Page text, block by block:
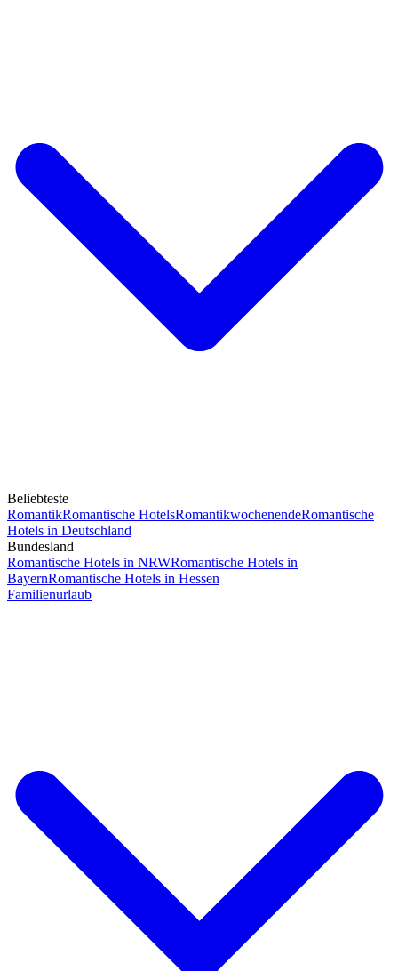
Beliebteste
RomantikRomantische HotelsRomantikwochenendeRomantische
Hotels in Deutschland
Bundesland
Romantische Hotels in NRWRomantische Hotels in
BayernRomantische Hotels in Hessen
Familienurlaub